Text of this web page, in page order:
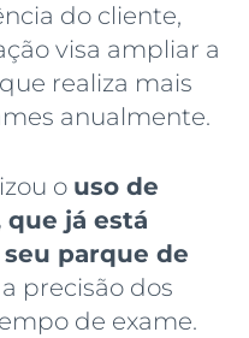
do cliente,
visa ampliar a
realiza mais
anualmente.
o uso de
já está
parque de
precisão dos
de exame.